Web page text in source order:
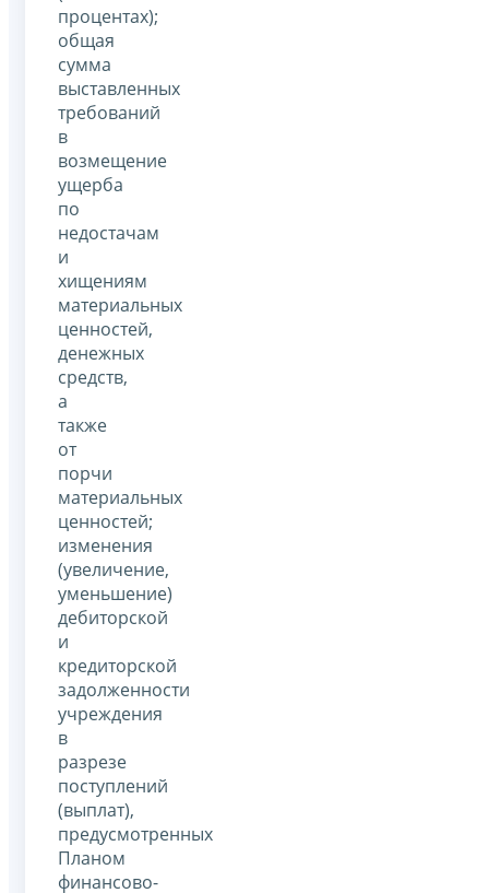
процентах);
общая
сумма
выставленных
требований
в
возмещение
ущерба
по
недостачам
и
хищениям
материальных
ценностей,
денежных
средств,
а
также
от
порчи
материальных
ценностей;
изменения
(увеличение,
уменьшение)
дебиторской
и
кредиторской
задолженности
учреждения
в
разрезе
поступлений
(выплат),
предусмотренных
Планом
финансово-